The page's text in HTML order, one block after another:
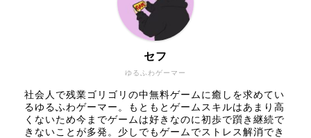
ゆるふわゲーマー
セフ
社会人で残業ゴリゴリの中無料ゲームに癒しを求めてい
るゆるふわゲーマー。もともとゲームスキルはあまり高
くないため今までゲームは好きなのに初歩で躓き継続で
きないことが多発。少しでもゲームでストレス解消でき